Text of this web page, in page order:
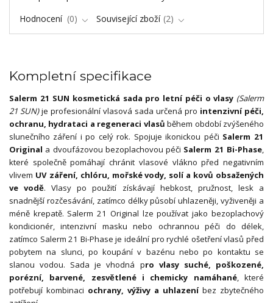
Hodnocení
0 Související zboží 2
Kompletní specifikace
Salerm 21 SUN kosmetická sada pro letní péči o vlasy (Salerm
21 SUN)je profesionální vlasová sada určená pro intenzivní péči,
ochranu, hydrataci a regeneraci vlasů během období zvýšeného
slunečního záření i po celý rok. Spojuje ikonickou péči Salerm 21
Original a dvoufázovou bezoplachovou péči Salerm 21 Bi-Phase,
které společně pomáhají chránit vlasové vlákno před negativním
vlivem UV záření, chlóru, mořské vody, solí a kovů obsažených
ve vodě. Vlasy po použití získávají hebkost, pružnost, lesk a
snadnější rozčesávání, zatímco délky působí uhlazeněji, vyživeněji a
méně krepatě. Salerm 21 Original lze používat jako bezoplachový
kondicionér, intenzivní masku nebo ochrannou péči do délek,
zatímco Salerm 21 Bi-Phase je ideální pro rychlé ošetření vlasů před
pobytem na slunci, po koupání v bazénu nebo po kontaktu se
slanou vodou. Sada je vhodná pro vlasy suché, poškozené,
porézní, barvené, zesvětlené i chemicky namáhané, které
potřebují kombinaci ochrany, výživy a uhlazeníbez zbytečného